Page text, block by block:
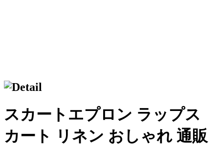
スカートエプロン ラップス
カート リネン おしゃれ 通販